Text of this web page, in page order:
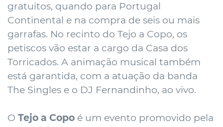
gratuitos, quando para Portugal
Continental e na compra de seis ou mais
garrafas. No recinto do Tejo a Copo, os
petiscos vão estar a cargo da Casa dos
Torricados. A animação musical também
está garantida, com a atuação da banda
The Singles e o DJ Fernandinho, ao vivo.
O Tejo a Copo é um evento promovido pela